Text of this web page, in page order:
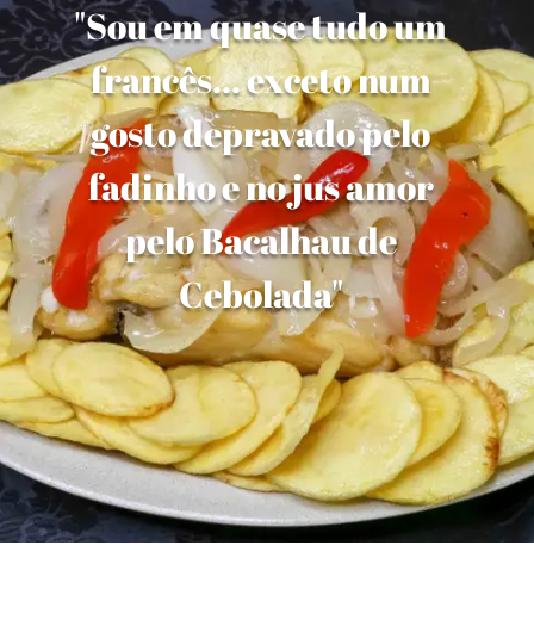
"Sou em quase tudo um
francês... exceto num
gosto depravado pelo
fadinho e no jus amor
pelo Bacalhau de
Cebolada"